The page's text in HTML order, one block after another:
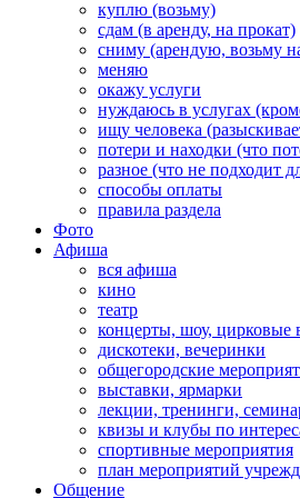
куплю (возьму)
сдам (в аренду, на прокат)
сниму (арендую, возьму
меняю
окажу услуги
нуждаюсь в услугах
ищу человека
потери и находки (что
разное (что не подходит
способы оплаты
правила раздела
Фото
Афиша
вся афиша
кино
театр
концерты, шоу, цирковые
дискотеки, вечеринки
общегородские
выставки, ярмарки
лекции, тренинги,
квизы и клубы по
спортивные мероприятия
план мероприятий
Общение